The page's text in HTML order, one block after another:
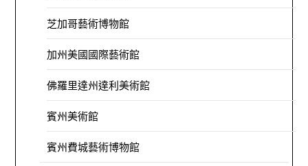
芝加哥藝術博物館
加州美國國際藝術館
佛羅里達州達利美術館
賓州美術館
賓州費城藝術博物館